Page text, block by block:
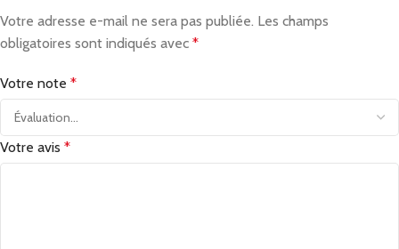
Votre adresse e-mail ne sera pas publiée. Les champs
obligatoires sont indiqués avec *
Votre note *
Votre avis *